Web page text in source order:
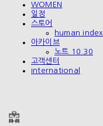
WOMEN
일정
스토어
human index
아카이브
노트 10.30
고객센터
international